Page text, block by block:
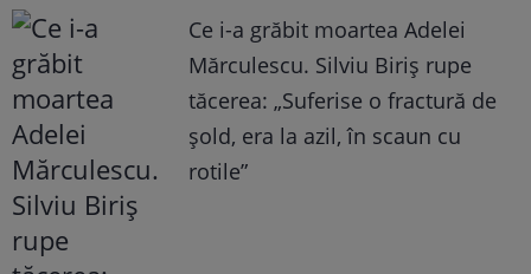
Ce i-a grăbit moartea Adelei
Mărculescu. Silviu Biriș rupe
tăcerea: „Suferise o fractură de
șold, era la azil, în scaun cu
rotile”